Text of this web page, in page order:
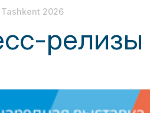
2026
релизы